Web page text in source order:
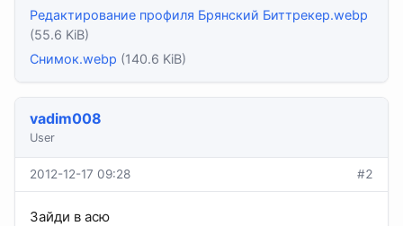
Редактирование профиля Брянский Биттрекер.webp
(55.6 KiB)
Снимок.webp (140.6 KiB)
vadim008
User
2012-12-17 09:28 #2
Зайди в асю